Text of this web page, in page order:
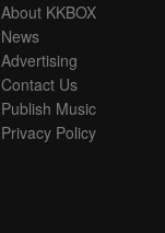
About KKBOX
News
Advertising
Contact Us
Publish Music
Privacy Policy